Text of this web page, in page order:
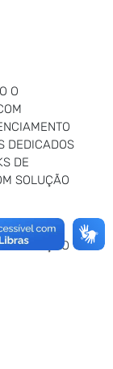
O
DEDICADOS
DE
SOLUÇÃO